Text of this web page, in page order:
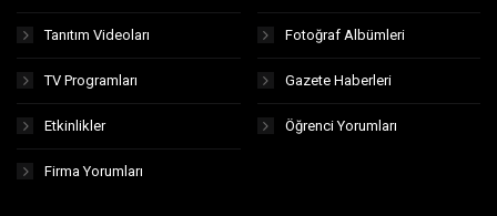
Tanıtım Videoları Fotoğraf Albümleri
TV Programları Gazete Haberleri
Etkinlikler Öğrenci Yorumları
Firma Yorumları